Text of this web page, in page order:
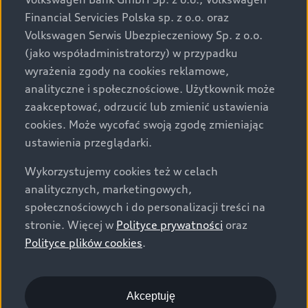
za dopłatą. Wiążące ustalenie ceny, wyposażenia i
specyfikacji pojazdu następują w umowie sprzedaży, a
określenie parametrów technicznych zawiera
świadectwo homologacji typu pojazdu. Zastrzegamy
sobie prawo do zmian i pomyłek. Wszelkie informacje
prezentowane na stronie są aktualne na dzień ich
zamieszczania. W celu uzyskania najnowszych
informacji prosimy kontaktować się z Partnerem Marki
Audi.
Wszystkie produkowane obecnie samochody marki Audi
są wykonywane z materiałów spełniających pod
względem możliwości odzysku i recyklingu wymagania
określone w normie ISO 22628 i są zgodne z
europejskimi świadectwami homologacji wydanymi wg
o.o. podlega obowiązkowi zapewnienia wszystkim
użytkownikom samochodów marki Volkswagen sieci
Financial Servicies Polska sp. z o.o. oraz
Volkswagen Serwis Ubezpieczeniowy Sp. z o.o.
(jako współadministratorzy) w przypadku
wyrażenia zgody na cookies reklamowe,
analityczne i społecznościowe. Użytkownik może
zaakceptować, odrzucić lub zmienić ustawienia
cookies. Może wycofać swoją zgodę zmieniając
ustawienia przeglądarki.
Wykorzystujemy cookies też w celach
analitycznych, marketingowych,
społecznościowych i do personalizacji treści na
stronie. Więcej w Polityce prywatności oraz
Polityce plików cookies.
Akceptuję